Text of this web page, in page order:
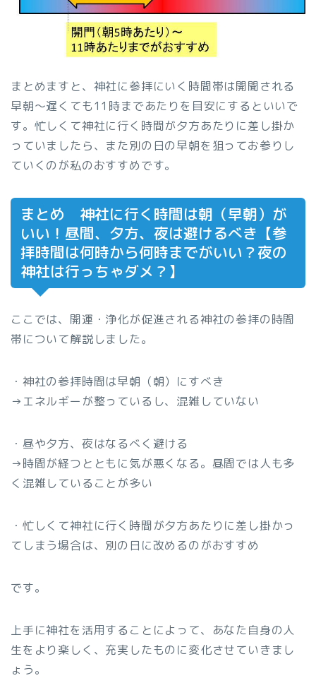
まとめますと、神社に参拝にいく時間帯は開聞される
早朝～遅くても11時まであたりを目安にするといいで
す。忙しくて神社に行く時間が夕方あたりに差し掛か
っていましたら、また別の日の早朝を狙ってお参りし
ていくのが私のおすすめです。
まとめ 神社に行く時間は朝（早朝）が
いい！昼間、夕方、夜は避けるべき【参
拝時間は何時から何時までがいい？夜の
神社は行っちゃダメ？】
ここでは、開運・浄化が促進される神社の参拝の時間
帯について解説しました。
・神社の参拝時間は早朝（朝）にすべき
→エネルギーが整っているし、混雑していない
・昼や夕方、夜はなるべく避ける
→時間が経つとともに気が悪くなる。昼間では人も多
く混雑していることが多い
・忙しくて神社に行く時間が夕方あたりに差し掛かっ
てしまう場合は、別の日に改めるのがおすすめ
です。
上手に神社を活用することによって、あなた自身の人
生をより楽しく、充実したものに変化させていきまし
ょう。